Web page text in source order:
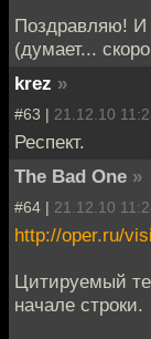
Поздравляю! И
(думает...
krez »
#63 | 21.12.10
Респект.
The Bad One »
#64 | 21.12.10
http://oper.ru/
Цитируемый
начале строки.